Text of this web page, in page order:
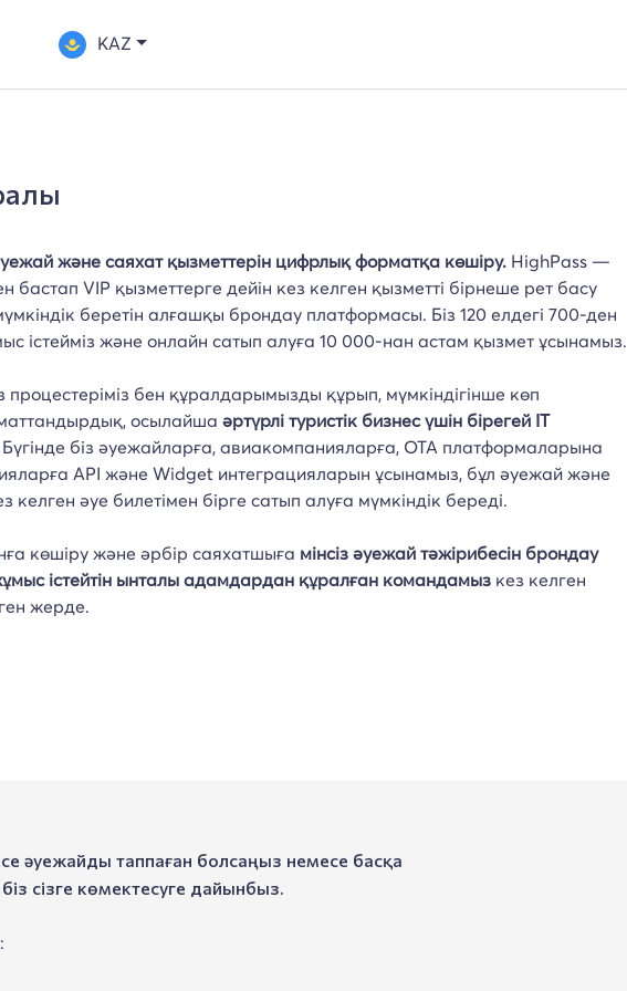
KAZ
және саяхат қызметтерін цифрлық форматқа көшіру. HighPass —
бастап VIP қызметтерге дейін кез келген қызметті бірнеше рет басу
беретін алғашқы брондау платформасы. Біз 120 елдегі 700-ден
істейміз және онлайн сатып алуға 10 000-нан астам қызмет ұсынамыз.
бен құралдарымызды құрып, мүмкіндігінше көп
осылайша әртүрлі туристік бизнес үшін бірегей IT
Бүгінде біз әуежайларға, авиакомпанияларға, OTA платформаларына
API және Widget интеграцияларын ұсынамыз, бұл әуежай және
келген әуе билетімен бірге сатып алуға мүмкіндік береді.
көшіру және әрбір саяхатшыға мінсіз әуежай тәжірибесін брондау
істейтін ынталы адамдардан құралған командамыз кез келген
жерде.
әуежайды таппаған болсаңыз немесе басқа
сізге көмектесуге дайынбыз.